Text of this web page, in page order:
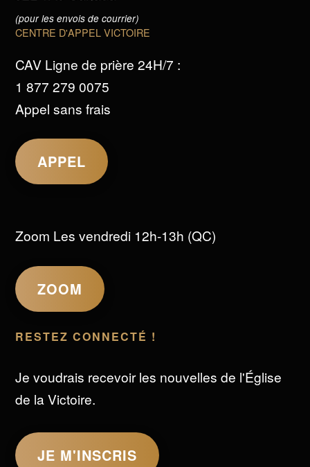
(pour les envois de courrier)
CENTRE D'APPEL VICTOIRE
CAV Ligne de prière 24H/7 :
1 877 279 0075
Appel sans frais
APPEL
Zoom Les vendredi 12h-13h (QC)
ZOOM
RESTEZ CONNECTÉ !
Je voudrais recevoir les nouvelles de l'Église
de la Victoire.
JE M'INSCRIS